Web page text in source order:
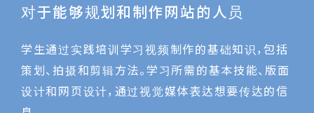
对于能够规划和制作网站的人员
学生通过实践培训学习视频制作的基础知识，包括
策划、拍摄和剪辑方法。学习所需的基本技能、版面
设计和网页设计，通过视觉媒体表达想要传达的信